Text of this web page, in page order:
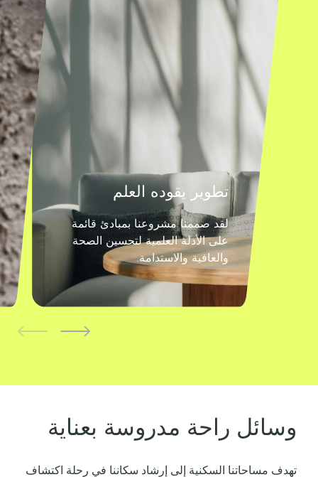
تطوير يقوده العلم
لقد صممنا مشروعنا بمبادئ قائمة
على الأدلة العلمية لتحسين الصحة
والعافية والاستدامة.‏
وسائل راحة مدروسة بعناية‏
تهدف مساحاتنا السكنية إلى إرشاد سكاننا في رحلة اكتشاف